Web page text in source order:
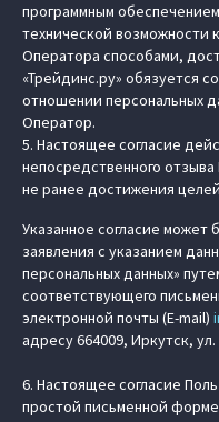
программным
технической возможности
Оператора способами,
«Трейдинс.ру» обязуется
отношении персональных
Оператор.
5. Настоящее согласие
непосредственного
не ранее достижения
Указанное согласие может
заявления с указанием
персональных данных»
соответствующего
электронной почты (E-mail)
адресу 664009, Иркутск,
6. Настоящее согласие
простой письменной